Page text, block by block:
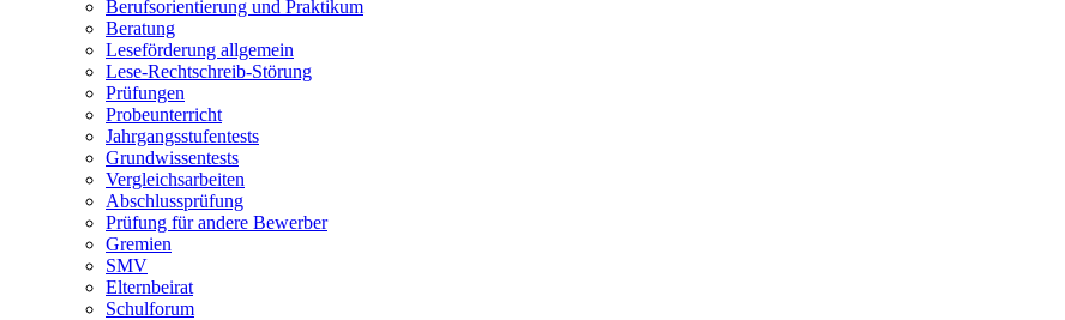
Berufsorientierung und Praktikum
Beratung
Leseförderung allgemein
Lese-Rechtschreib-Störung
Prüfungen
Probeunterricht
Jahrgangsstufentests
Grundwissentests
Vergleichsarbeiten
Abschlussprüfung
Prüfung für andere Bewerber
Gremien
SMV
Elternbeirat
Schulforum